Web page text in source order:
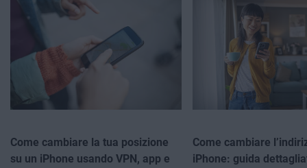
Come cambiare la tua posizione
su un iPhone usando VPN, app e
Come cambiare
iPhone: guida